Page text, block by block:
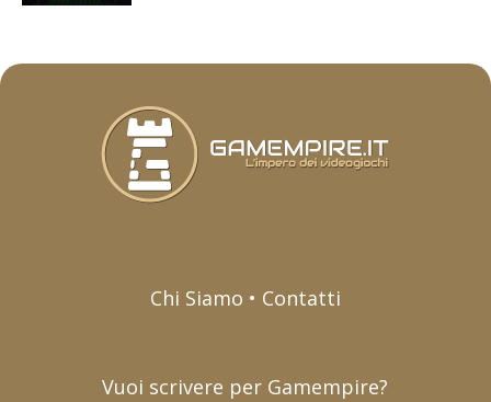
Chi Siamo • Contatti
Vuoi scrivere per Gamempire?